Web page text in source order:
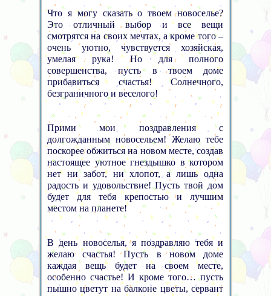
Что я могу сказать о твоем новоселье?
Это отличный выбор и все вещи
смотрятся на своих мечтах, а кроме того –
очень уютно, чувствуется хозяйская,
умелая рука! Но для полного
совершенства, пусть в твоем доме
прибавиться счастья! Солнечного,
безграничного и веселого!
Прими мои поздравления с
долгожданным новосельем! Желаю тебе
поскорее обжиться на новом месте, создав
настоящее уютное гнездышко в котором
нет ни забот, ни хлопот, а лишь одна
радость и удовольствие! Пусть твой дом
будет для тебя крепостью и лучшим
местом на планете!
В день новоселья, я поздравляю тебя и
желаю счастья! Пусть в новом доме
каждая вещь будет на своем месте,
особенно счастье! И кроме того… пусть
пышно цветут на балконе цветы, сервант